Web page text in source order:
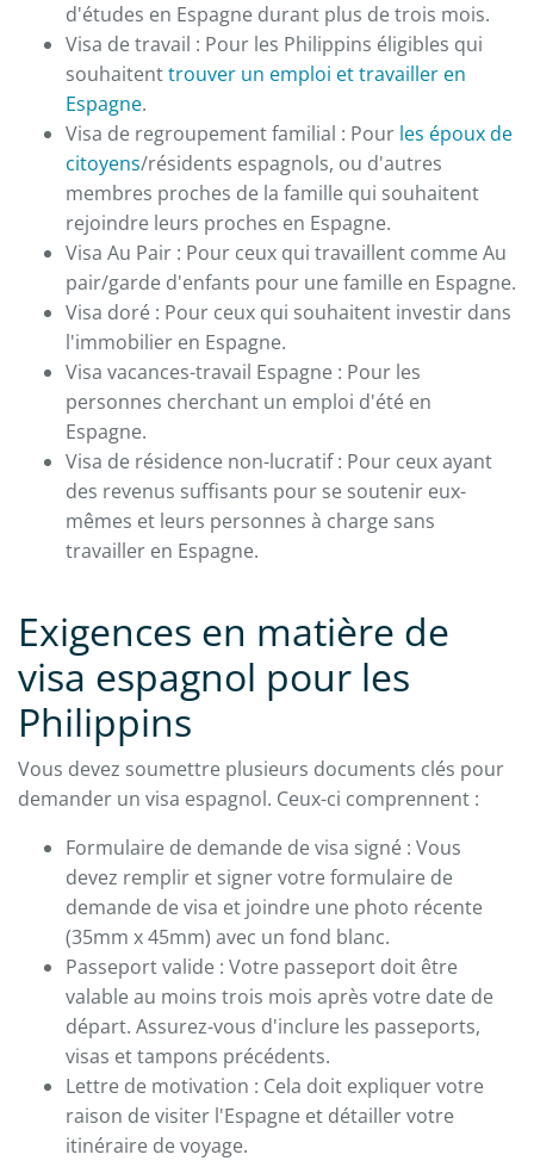
d'études en Espagne durant plus de trois mois.
Visa de travail : Pour les Philippins éligibles qui
souhaitenttrouver un emploi et travailler en
Espagne.
Visa de regroupement familial : Pour les époux de
citoyens/résidents espagnols, ou d'autres
membres proches de la famille qui souhaitent
rejoindre leurs proches en Espagne.
Visa Au Pair : Pour ceux qui travaillent comme Au
pair/garde d'enfants pour une famille en Espagne.
Visa doré : Pour ceux qui souhaitent investir dans
l'immobilier en Espagne.
Visa vacances-travail Espagne : Pour les
personnes cherchant un emploi d'été en
Espagne.
Visa de résidence non-lucratif : Pour ceux ayant
des revenus suffisants pour se soutenir eux-
mêmes et leurs personnes à charge sans
travailler en Espagne.
Exigences en matière de
visa espagnol pour les
Philippins
Vous devez soumettre plusieurs documents clés pour
demander un visa espagnol. Ceux-ci comprennent :
Formulaire de demande de visa signé : Vous
devez remplir et signer votre formulaire de
demande de visa et joindre une photo récente
(35mm x 45mm) avec un fond blanc.
Passeport valide : Votre passeport doit être
valable au moins trois mois après votre date de
départ. Assurez-vous d'inclure les passeports,
visas et tampons précédents.
Lettre de motivation : Cela doit expliquer votre
raison de visiter l'Espagne et détailler votre
itinéraire de voyage.